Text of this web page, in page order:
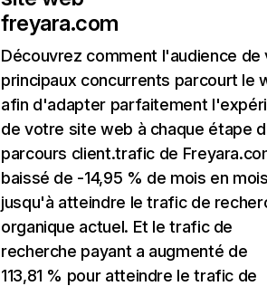
freyara.com
Découvrez comment l'audience de
principaux concurrents parcourt le
afin d'adapter parfaitement
de votre site web à chaque étape
parcours client.trafic de
baissé de -14,95 % de mois en
jusqu'à atteindre le trafic de
organique actuel. Et le trafic de
recherche payant a augmenté de
113,81 % pour atteindre le trafic de